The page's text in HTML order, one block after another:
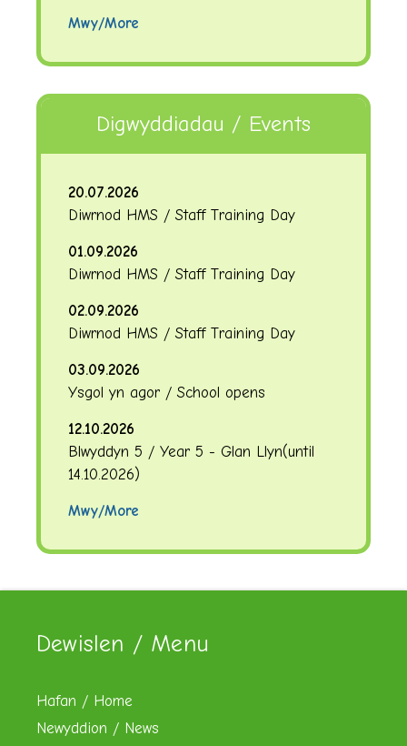
Mwy/More
Digwyddiadau / Events
20.07.2026
Diwrnod HMS / Staff Training Day
01.09.2026
Diwrnod HMS / Staff Training Day
02.09.2026
Diwrnod HMS / Staff Training Day
03.09.2026
Ysgol yn agor / School opens
12.10.2026
Blwyddyn 5 / Year 5 - Glan Llyn(until
14.10.2026)
Mwy/More
Dewislen / Menu
Hafan / Home
Newyddion / News